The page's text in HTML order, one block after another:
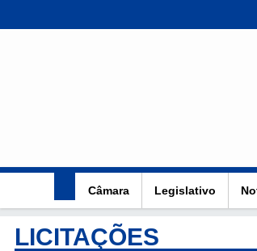
Câmara Legislativo
LICITAÇÕES